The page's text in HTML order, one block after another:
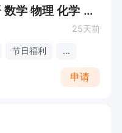
招聘有经验的初中英语 数学 物理 化学 教师。
25天前
节日福利 ...
申请